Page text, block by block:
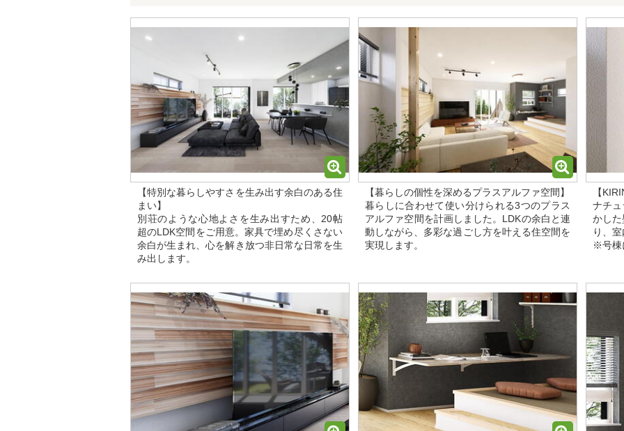
【特別な暮らしやすさを生み出す余白のある住
まい】
別荘のような心地よさを生み出すため、20帖
超のLDK空間をご用意。家具で埋め尽くさない
余白が生まれ、心を解き放つ非日常な日常を生
み出します。
【暮らしの個性を深めるプラスアルファ空間】
暮らしに合わせて使い分けられる3つのプラス
アルファ空間を計画しました。LDKの余白と連
動しながら、多彩な過ごし方を叶える住空間を
実現します。
【
ナチ
かし
り、
※号棟